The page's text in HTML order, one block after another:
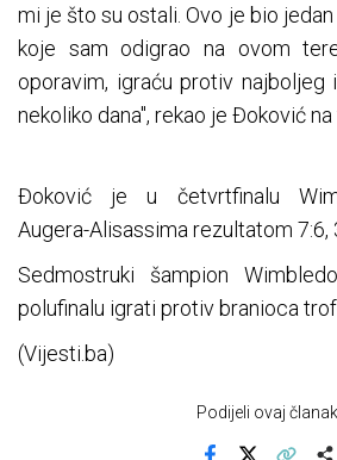
mi je što su ostali. Ovo je bio
koje sam odigrao na ovom
oporavim, igraću protiv najboljeg
nekoliko dana", rekao je Đoković
Đoković je u četvrtfinalu
Augera-Alisassima rezultatom 7:6,
Sedmostruki šampion
polufinalu igrati protiv branioca
(Vijesti.ba)
Podijeli ovaj članak